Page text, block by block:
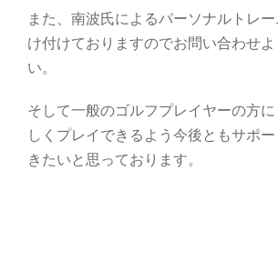
また、南波氏によるパーソナルトレ
け付けておりますのでお問い合わせ
い。
そして一般のゴルフプレイヤーの方
しくプレイできるよう今後ともサポ
きたいと思っております。